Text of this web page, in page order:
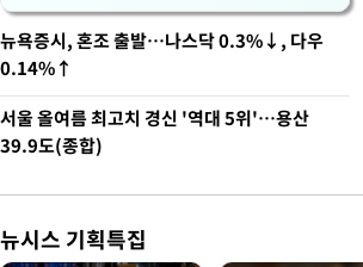
뉴욕증시, 혼조 출발…나스닥 0.3%↓, 다우
0.14%↑
서울 올여름 최고치 경신 '역대 5위'…용산
39.9도(종합)
뉴시스 기획특집